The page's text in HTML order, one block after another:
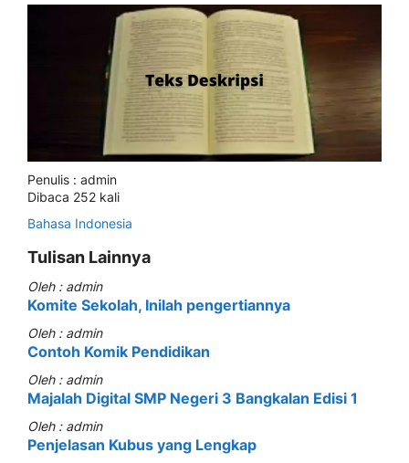
Penulis : admin
Dibaca 252 kali
Bahasa Indonesia
Tulisan Lainnya
Oleh : admin
Komite Sekolah, Inilah pengertiannya
Oleh : admin
Contoh Komik Pendidikan
Oleh : admin
Majalah Digital SMP Negeri 3 Bangkalan Edisi 1
Oleh : admin
Penjelasan Kubus yang Lengkap